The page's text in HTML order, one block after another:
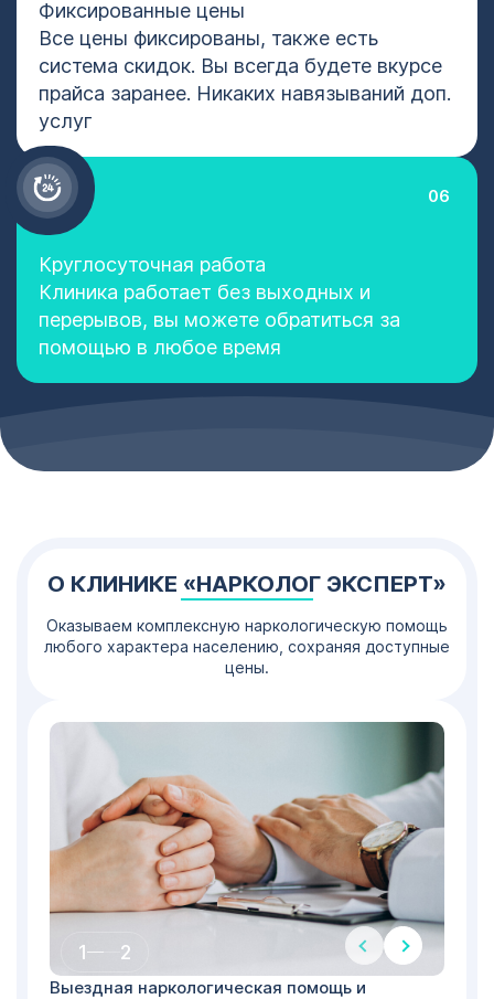
Фиксированные цены
Все цены фиксированы, также есть
система скидок. Вы всегда будете вкурсе
прайса заранее. Никаких навязываний доп.
услуг
Круглосуточная работа
Клиника работает без выходных и
перерывов, вы можете обратиться за
помощью в любое время
06
О КЛИНИКЕ «НАРКОЛОГ ЭКСПЕРТ»
Оказываем комплексную наркологическую помощь
любого характера населению, сохраняя доступные
цены.
Выездная наркологическая помощь и
1 2